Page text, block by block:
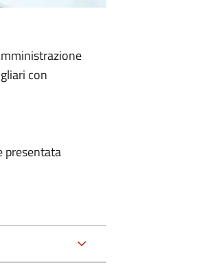
con
presentata